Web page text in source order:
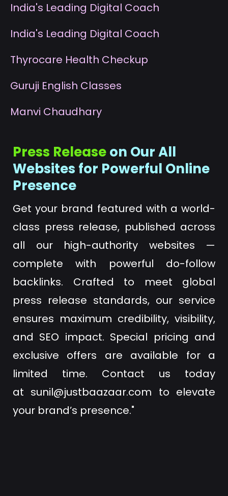
India's Leading Digital Coach
India's Leading Digital Coach
Thyrocare Health Checkup
Guruji English Classes
Manvi Chaudhary
Press Releaseon Our All
Websites for Powerful Online
Presence
Get your brand featured with a world-
class press release, published across
all our high-authority websites —
complete with powerful do-follow
backlinks. Crafted to meet global
press release standards, our service
ensures maximum credibility, visibility,
and SEO impact. Special pricing and
exclusive offers are available for a
limited time. Contact us today
at sunil@justbaazaar.com to elevate
your brand’s presence."